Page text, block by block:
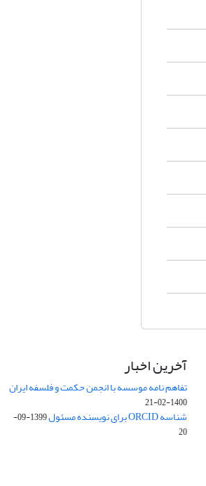
آخرین اخبار
تفاهم نامه موسسه با انجمن حکمت و فلسفه ایران
1400-02-21
شناسه ORCID برای نویسنده مسئول
1399-09-
20